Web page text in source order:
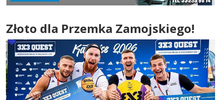
Złoto dla Przemka Zamojskiego!